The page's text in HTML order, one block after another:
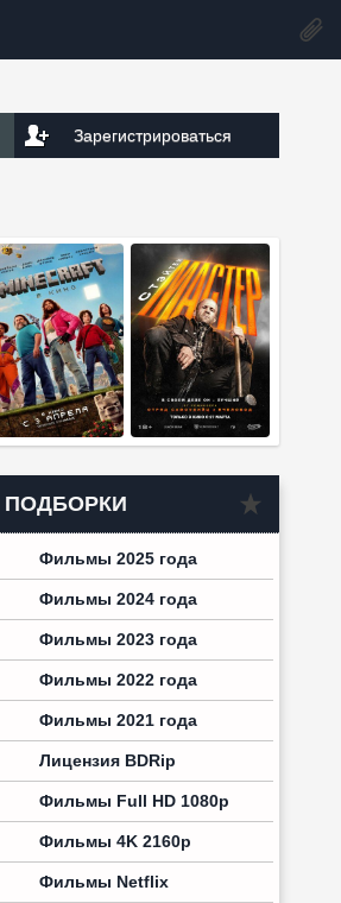
Зарегистрироваться
ПОДБОРКИ
Фильмы 2025 года
Фильмы 2024 года
Фильмы 2023 года
Фильмы 2022 года
Фильмы 2021 года
Лицензия BDRip
Фильмы Full HD 1080p
Фильмы 4K 2160p
Фильмы Netflix